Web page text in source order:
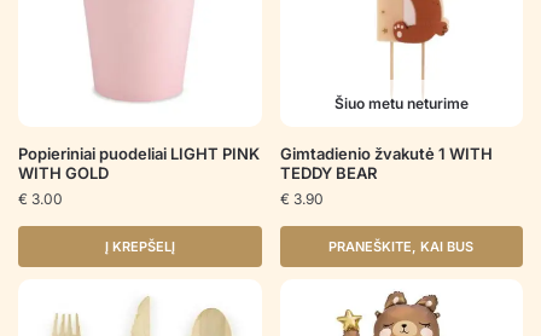
Popieriniai puodeliai LIGHT PINK
WITH GOLD
€ 3.00
Į KREPŠELĮ
Šiuo metu neturime
Gimtadienio žvakutė 1 WITH
TEDDY BEAR
€ 3.90
PRANEŠKITE, KAI BUS